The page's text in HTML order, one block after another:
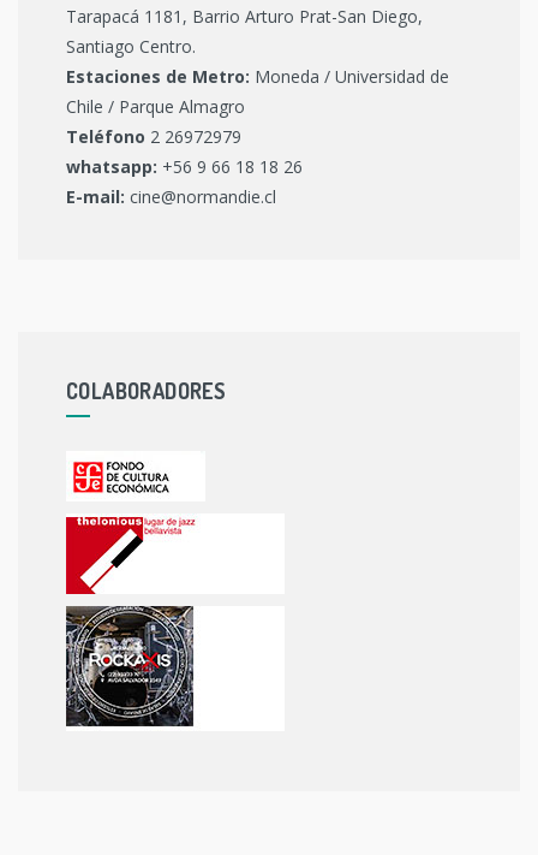
Tarapacá 1181, Barrio Arturo Prat-San Diego,
Santiago Centro.
Estaciones de Metro: Moneda / Universidad de
Chile / Parque Almagro
Teléfono 2 26972979
whatsapp: +56 9 66 18 18 26
E-mail: cine@normandie.cl
COLABORADORES